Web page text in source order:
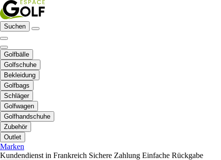
Suchen
Golfbälle
Golfschuhe
Bekleidung
Golfbags
Schläger
Golfwagen
Golfhandschuhe
Zubehör
Outlet
Marken
Kundendienst in Frankreich Sichere Zahlung Einfache Rückgabe